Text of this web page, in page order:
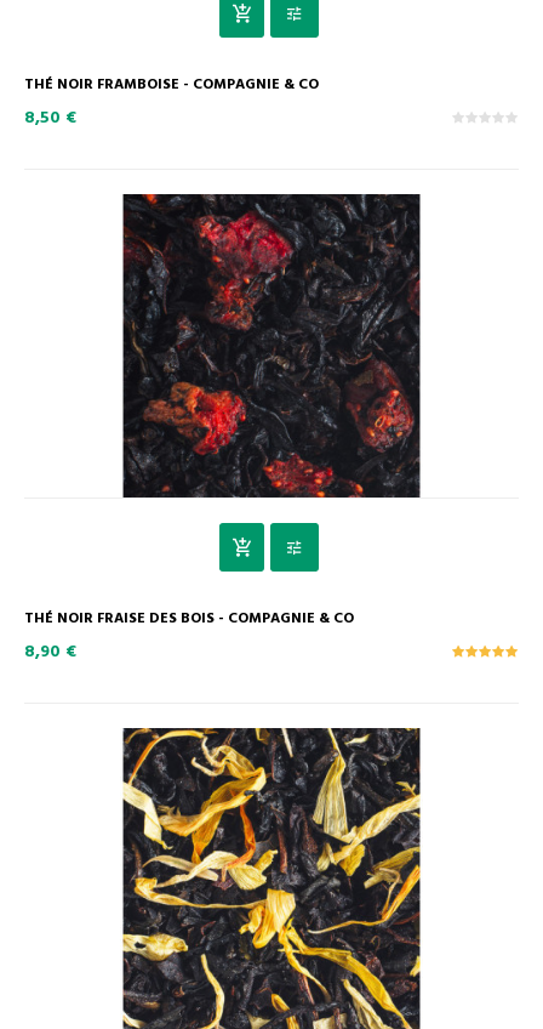
THÉ NOIR FRAMBOISE - COMPAGNIE & CO
8,50 €
THÉ NOIR FRAISE DES BOIS - COMPAGNIE & CO
8,90 €